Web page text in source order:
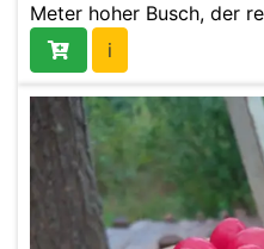
Meter hoher Busch, der
i